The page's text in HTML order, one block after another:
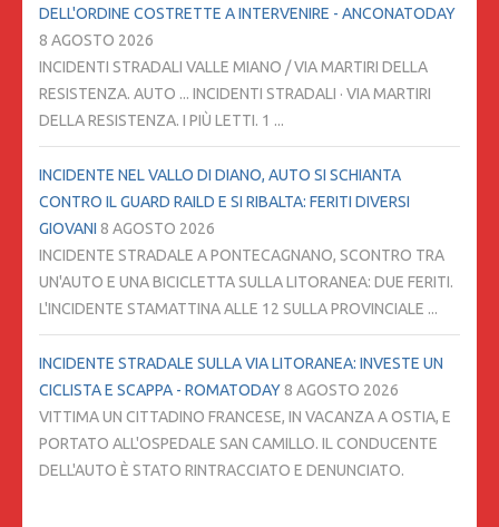
DELL'ORDINE COSTRETTE A INTERVENIRE - ANCONATODAY
8 AGOSTO 2026
INCIDENTI STRADALI VALLE MIANO / VIA MARTIRI DELLA
RESISTENZA. AUTO ... INCIDENTI STRADALI · VIA MARTIRI
DELLA RESISTENZA. I PIÙ LETTI. 1 ...
INCIDENTE NEL VALLO DI DIANO, AUTO SI SCHIANTA
CONTRO IL GUARD RAILD E SI RIBALTA: FERITI DIVERSI
GIOVANI 8 AGOSTO 2026
INCIDENTE STRADALE A PONTECAGNANO, SCONTRO TRA
UN'AUTO E UNA BICICLETTA SULLA LITORANEA: DUE FERITI.
L'INCIDENTE STAMATTINA ALLE 12 SULLA PROVINCIALE ...
INCIDENTE STRADALE SULLA VIA LITORANEA: INVESTE UN
CICLISTA E SCAPPA - ROMATODAY8 AGOSTO 2026
VITTIMA UN CITTADINO FRANCESE, IN VACANZA A OSTIA, E
PORTATO ALL'OSPEDALE SAN CAMILLO. IL CONDUCENTE
DELL'AUTO È STATO RINTRACCIATO E DENUNCIATO.